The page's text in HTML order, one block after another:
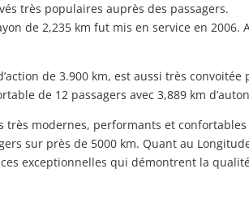
très populaires auprès des passagers.
de 2,235 km fut mis en service en 2006.
de 3.900 km, est aussi très convoitée
de 12 passagers avec 3,889 km
modernes, performants et
sur près de 5000 km. Quant au
exceptionnelles qui démontrent la